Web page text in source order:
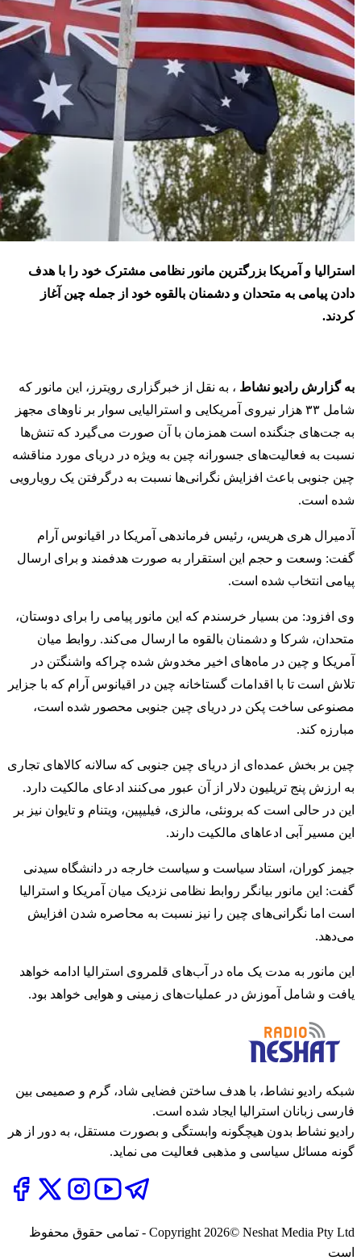
استرالیا و آمریکا بزرگترین مانور نظامی مشترک خود را با هدف
دادن پیامی به متحدان و دشمنان بالقوه خود از جمله چین آغاز
کردند.
به گزارش رادیو نشاط ، به نقل از خبرگزاری رویترز، این مانور که
شامل ۳۳ هزار نیروی آمریکایی و استرالیایی سوار بر ناوهای مجهز
به جت‌های جنگنده است همزمان با آن صورت می‌گیرد که تنش‌ها
نسبت به فعالیت‌های جسورانه چین به ویژه در دریای مورد مناقشه
چین جنوبی باعث افزایش نگرانی‌ها نسبت به درگرفتن یک رویارویی
شده است.
آدمیرال هری هریس، رئیس فرماندهی آمریکا در اقیانوس آرام
گفت: وسعت و حجم این استقرار به صورت هدفمند و برای ارسال
پیامی انتخاب شده است.
وی افزود: من بسیار خرسندم که این مانور پیامی را برای دوستان،
‌متحدان، شرکا و دشمنان بالقوه ما ارسال می‌کند. روابط میان
آمریکا و چین در ماه‌های اخیر مخدوش شده چراکه واشنگتن در
تلاش است تا با اقدامات گستاخانه چین در اقیانوس آرام که با جزایر
مصنوعی ساخت پکن در دریای چین جنوبی محصور شده است،
مبارزه کند.
چین بر بخش عمده‌ای از دریای چین جنوبی که سالانه کالاهای تجاری
به ارزش پنج تریلیون دلار از آن عبور می‌کنند ادعای مالکیت دارد.
این در حالی است که برونئی، مالزی، فیلیپین، ویتنام و تایوان نیز بر
این مسیر آبی ادعاهای مالکیت دارند.
جیمز کوران، استاد سیاست و سیاست خارجه در دانشگاه سیدنی
گفت: این مانور بیانگر روابط نظامی نزدیک میان آمریکا و استرالیا
است اما نگرانی‌های چین را نیز نسبت به محاصره شدن افزایش
می‌دهد.
این مانور به مدت یک ماه در آب‌های قلمروی استرالیا ادامه خواهد
یافت و شامل آموزش در عملیات‌های زمینی و هوایی خواهد بود.
شبکه رادیو نشاط، با هدف ساختن فضایی شاد، گرم و صمیمی بین
فارسی زبانان استرالیا ایجاد شده است.
رادیو نشاط بدون هیچگونه وابستگی و بصورت مستقل، به دور از هر
گونه مسائل سیاسی و مذهبی فعالیت می نماید.
Copyright 2026
© Neshat Media Pty Ltd - تمامی حقوق محفوظ
است